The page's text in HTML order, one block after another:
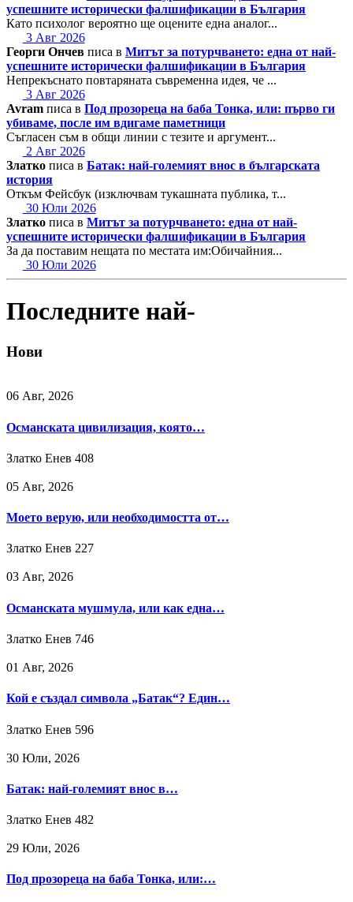
успешните исторически фалшификации в България
Като психолог вероятно ще оцените една аналог...
3 Авг 2026
Георги Ончев писа в Митът за потурчването: една от най-
успешните исторически фалшификации в България
Непрекъснато повтаряната съвременна идея, че ...
3 Авг 2026
Avram писа в Под прозореца на баба Тонка, или: първо ги
убиваме, после им вдигаме паметници
Съгласен съм в общи линии с тезите и аргумент...
2 Авг 2026
Златко писа в Батак: най-големият внос в българската
история
Откъм Фейсбук (изключвам тукашната публика, т...
30 Юли 2026
Златко писа в Митът за потурчването: една от най-
успешните исторически фалшификации в България
За да поставим нещата по местата им:Обичайния...
30 Юли 2026
Последните най-
Нови
06 Авг, 2026
Османската цивилизация, която…
Златко Енев 408
05 Авг, 2026
Моето верую, или необходимостта от…
Златко Енев 227
03 Авг, 2026
Османската мушмула, или как една…
Златко Енев 746
01 Авг, 2026
Кой е създал символа „Батак“? Един…
Златко Енев 596
30 Юли, 2026
Батак: най-големият внос в…
Златко Енев 482
29 Юли, 2026
Под прозореца на баба Тонка, или:…